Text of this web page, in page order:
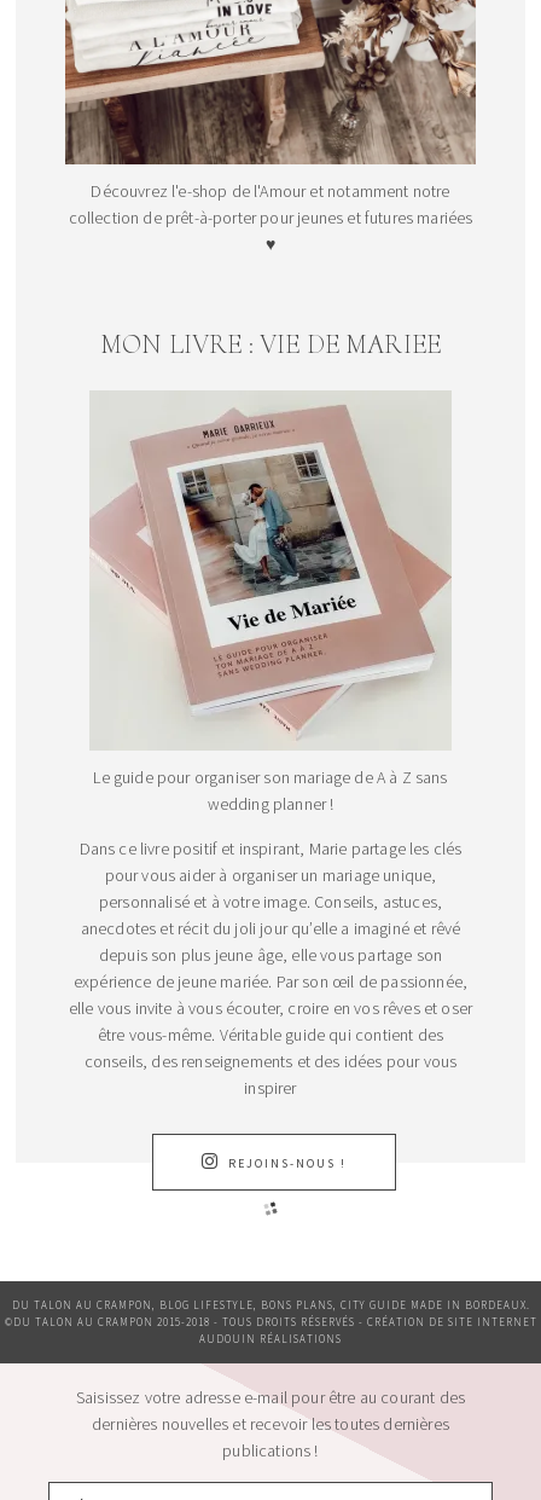
Découvrez l'e-shop de l'Amour et notamment notre
collection de prêt-à-porter pour jeunes et futures mariées
♥
MON LIVRE : VIE DE MARIEE
Le guide pour organiser son mariage de A à Z sans
wedding planner !
Dans ce livre positif et inspirant, Marie partage les clés
pour vous aider à organiser un mariage unique,
personnalisé et à votre image. Conseils, astuces,
anecdotes et récit du joli jour qu’elle a imaginé et rêvé
depuis son plus jeune âge, elle vous partage son
expérience de jeune mariée. Par son œil de passionnée,
elle vous invite à vous écouter, croire en vos rêves et oser
être vous-même. Véritable guide qui contient des
conseils, des renseignements et des idées pour vous
inspirer
REJOINS-NOUS !
DU TALON AU CRAMPON, BLOG LIFESTYLE, BONS PLANS, CITY GUIDE MADE IN BORDEAUX.
©DU TALON AU CRAMPON 2015-2018 - TOUS DROITS RÉSERVÉS - CRÉATION DE SITE INTERNET
AUDOUIN RÉALISATIONS
Saisissez votre adresse e-mail pour être au courant des
dernières nouvelles et recevoir les toutes dernières
publications !